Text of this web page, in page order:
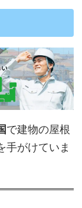
で建物の屋根
手がけていま